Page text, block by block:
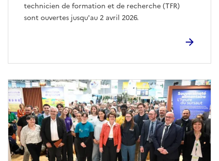
technicien de formation et de recherche (TFR)
sont ouvertes jusqu'au 2 avril 2026.